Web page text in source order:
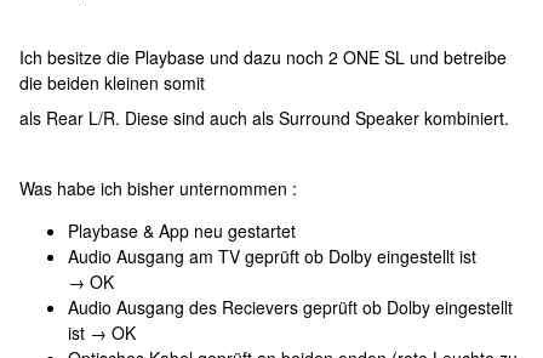
Ich besitze die Playbase und dazu noch 2 ONE SL und betreibe
die beiden kleinen somit
als Rear L/R. Diese sind auch als Surround Speaker kombiniert.
Was habe ich bisher unternommen :
Playbase & App neu gestartet
Audio Ausgang am TV geprüft ob Dolby eingestellt ist
→ OK
Audio Ausgang des Recievers geprüft ob Dolby eingestellt
ist → OK